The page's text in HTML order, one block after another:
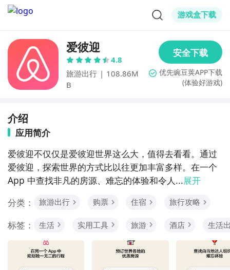
游戏盒下载
爱彼迎
4.8
旅游出行 | 108.86M
B
(体验好游戏)
介绍
应用简介
爱彼迎不仅仅是爱彼迎世界这么大，值得去看看。通过
爱彼迎，探索世界的方式比以往更加丰富多样。在一个
App 中查找非凡的房源、难忘的体验和令人...展开
分类：
旅游出行 购票 住宿 旅行攻略
标签： 生活 实用工具 旅游 酒店 生活